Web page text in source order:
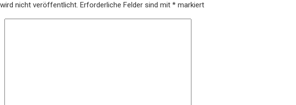
nicht veröffentlicht. Erforderliche Felder sind mit * markiert